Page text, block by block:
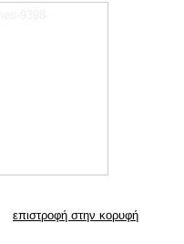
επιστροφή στην κορυφή